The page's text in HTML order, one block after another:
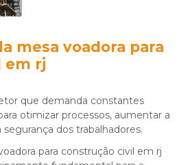
mesa voadora para
em rj
que demanda constantes
otimizar processos, aumentar a
dos trabalhadores.
para construção civil em rj